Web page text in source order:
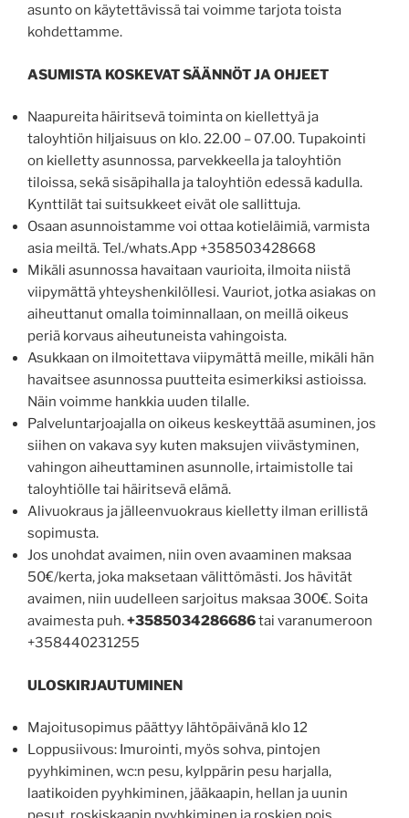
asunto on käytettävissä tai voimme tarjota toista
kohdettamme.
ASUMISTA KOSKEVAT SÄÄNNÖT JA OHJEET
Naapureita häiritsevä toiminta on kiellettyä ja
taloyhtiön hiljaisuus on klo. 22.00 – 07.00. Tupakointi
on kielletty asunnossa, parvekkeella ja taloyhtiön
tiloissa, sekä sisäpihalla ja taloyhtiön edessä kadulla.
Kynttilät tai suitsukkeet eivät ole sallittuja.
Osaan asunnoistamme voi ottaa kotieläimiä, varmista
asia meiltä. Tel./whats.App +358503428668
Mikäli asunnossa havaitaan vaurioita, ilmoita niistä
viipymättä yhteyshenkilöllesi. Vauriot, jotka asiakas on
aiheuttanut omalla toiminnallaan, on meillä oikeus
periä korvaus aiheutuneista vahingoista.
Asukkaan on ilmoitettava viipymättä meille, mikäli hän
havaitsee asunnossa puutteita esimerkiksi astioissa.
Näin voimme hankkia uuden tilalle.
Palveluntarjoajalla on oikeus keskeyttää asuminen, jos
siihen on vakava syy kuten maksujen viivästyminen,
vahingon aiheuttaminen asunnolle, irtaimistolle tai
taloyhtiölle tai häiritsevä elämä.
Alivuokraus ja jälleenvuokraus kielletty ilman erillistä
sopimusta.
Jos unohdat avaimen, niin oven avaaminen maksaa
50€/kerta, joka maksetaan välittömästi. Jos hävität
avaimen, niin uudelleen sarjoitus maksaa 300€. Soita
avaimesta puh.+3585034286686tai varanumeroon
+358440231255
ULOSKIRJAUTUMINEN
Majoitusopimus päättyy lähtöpäivänä klo 12
Loppusiivous: Imurointi, myös sohva, pintojen
pyyhkiminen, wc:n pesu, kylppärin pesu harjalla,
laatikoiden pyyhkiminen, jääkaapin, hellan ja uunin